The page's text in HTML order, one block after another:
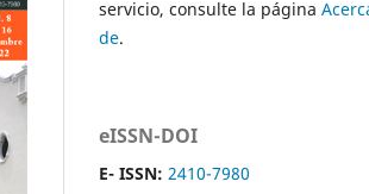
servicio, consulte la página
de.
eISSN-DOI
E- ISSN: 2410-7980